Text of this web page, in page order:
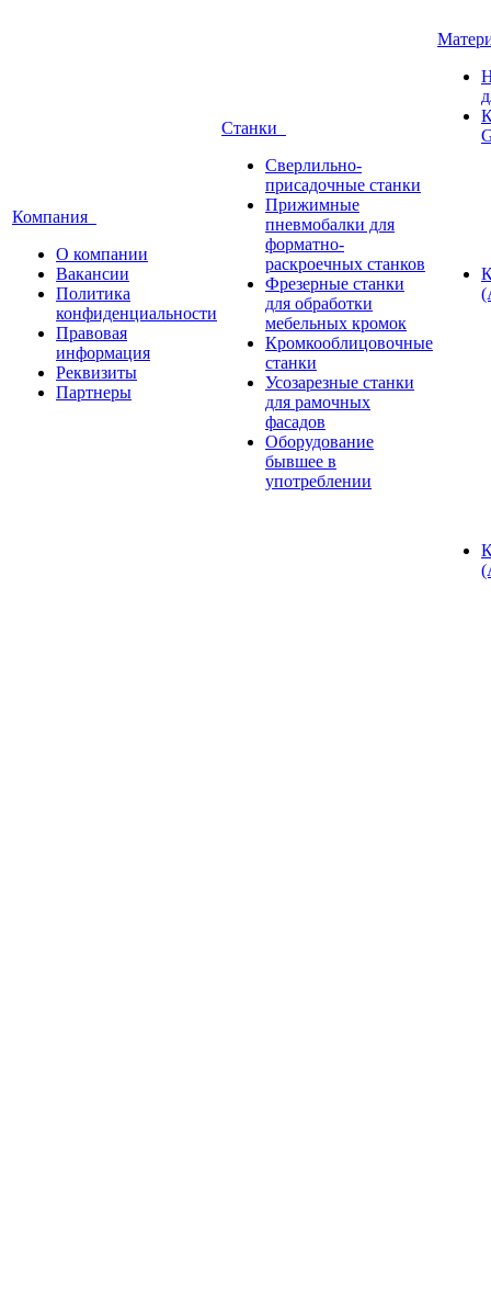
Компания
О компании
Вакансии
Политика
конфиденциальности
Правовая
информация
Реквизиты
Партнеры
Станки
Сверлильно-
присадочные станки
Прижимные
пневмобалки для
форматно-
раскроечных станков
Фрезерные станки
для обработки
мебельных кромок
Кромкооблицовочные
станки
Усозарезные станки
для рамочных
фасадов
Оборудование
бывшее в
употреблении